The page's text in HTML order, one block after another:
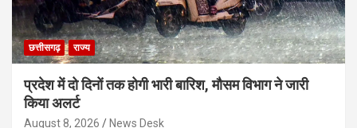
छत्तीसगढ़ राज्य
प्रदेश में दो दिनों तक होगी भारी बारिश, मौसम विभाग ने जारी
किया अलर्ट
August 8, 2026 News Desk